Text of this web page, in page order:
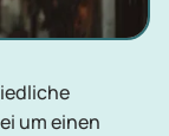
um einen